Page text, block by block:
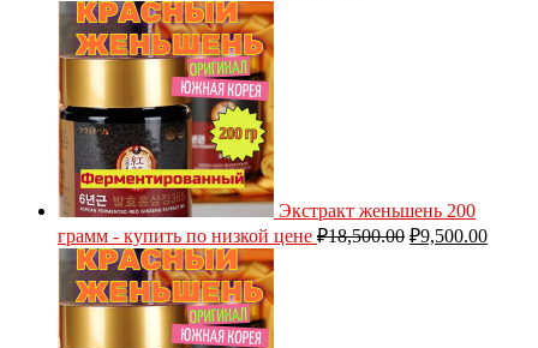
Экстракт женьшень 200
грамм - купить по низкой цене ₽18,500.00 ₽9,500.00